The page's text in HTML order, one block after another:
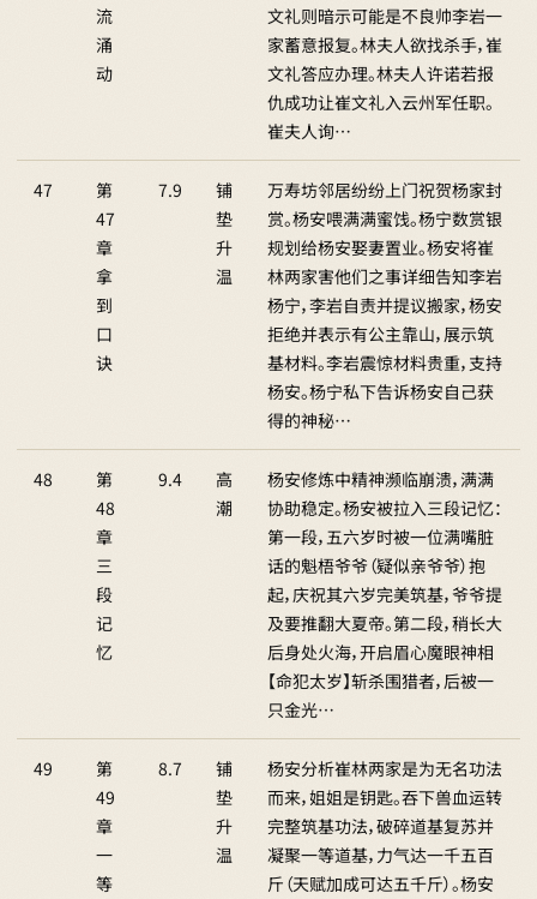
流
涌
动
文礼则暗示可能是不良帅李岩一
家蓄意报复。林夫人欲找杀手，崔
文礼答应办理。林夫人许诺若报
仇成功让崔文礼入云州军任职。
崔夫人询…
47
第
47
章
拿
到
口
诀
7.9
铺
垫
升
温
万寿坊邻居纷纷上门祝贺杨家封
赏。杨安喂满满蜜饯。杨宁数赏银
规划给杨安娶妻置业。杨安将崔
林两家害他们之事详细告知李岩
杨宁，李岩自责并提议搬家，杨安
拒绝并表示有公主靠山，展示筑
基材料。李岩震惊材料贵重，支持
杨安。杨宁私下告诉杨安自己获
得的神秘…
48
第
48
章
三
段
记
忆
9.4
高
潮
杨安修炼中精神濒临崩溃，满满
协助稳定。杨安被拉入三段记忆：
第一段，五六岁时被一位满嘴脏
话的魁梧爷爷（疑似亲爷爷）抱
起，庆祝其六岁完美筑基，爷爷提
及要推翻大夏帝。第二段，稍长大
后身处火海，开启眉心魔眼神相
【命犯太岁】斩杀围猎者，后被一
只金光…
49
第
49
章
一
等
8.7
铺
垫
升
温
杨安分析崔林两家是为无名功法
而来，姐姐是钥匙。吞下兽血运转
完整筑基功法，破碎道基复苏并
凝聚一等道基，力气达一千五百
斤（天赋加成可达五千斤）。杨安